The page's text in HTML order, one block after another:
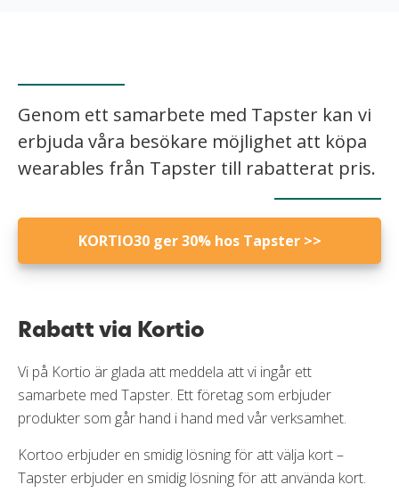
Genom ett samarbete med Tapster kan vi
erbjuda våra besökare möjlighet att köpa
wearables från Tapster till rabatterat pris.
KORTIO30 ger 30% hos Tapster >>
Rabatt via Kortio
Vi på Kortio är glada att meddela att vi ingår ett
samarbete med Tapster. Ett företag som erbjuder
produkter som går hand i hand med vår verksamhet.
Kortoo erbjuder en smidig lösning för att välja kort –
Tapster erbjuder en smidig lösning för att använda kort.